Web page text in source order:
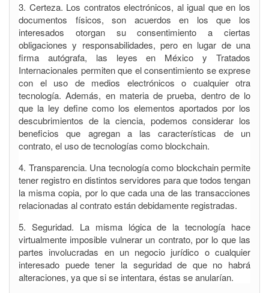
3. Certeza. Los contratos electrónicos, al igual que en los
documentos físicos, son acuerdos en los que los
interesados otorgan su consentimiento a ciertas
obligaciones y responsabilidades, pero en lugar de una
firma autógrafa, las leyes en México y Tratados
Internacionales permiten que el consentimiento se exprese
con el uso de medios electrónicos o cualquier otra
tecnología. Además, en materia de prueba, dentro de lo
que la ley define como los elementos aportados por los
descubrimientos de la ciencia, podemos considerar los
beneficios que agregan a las características de un
contrato, el uso de tecnologías como blockchain.
4. Transparencia. Una tecnología como blockchain permite
tener registro en distintos servidores para que todos tengan
la misma copia, por lo que cada una de las transacciones
relacionadas al contrato están debidamente registradas.
5. Seguridad. La misma lógica de la tecnología hace
virtualmente imposible vulnerar un contrato, por lo que las
partes involucradas en un negocio jurídico o cualquier
interesado puede tener la seguridad de que no habrá
alteraciones, ya que si se intentara, éstas se anularían.